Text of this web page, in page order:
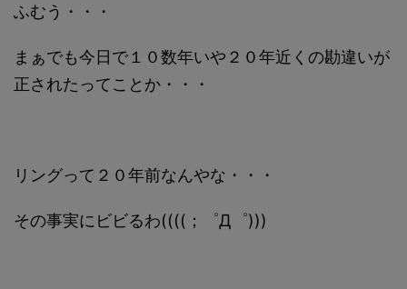
ふむう・・・
まぁでも今日で１０数年いや２０年近くの勘違いが
正されたってことか・・・
リングって２０年前なんやな・・・
その事実にビビるわ((((；゜Д゜)))